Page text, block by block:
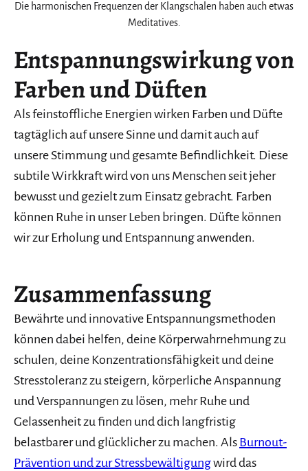
Die harmonischen Frequenzen der Klangschalen haben auch etwas
Meditatives.
Entspannungswirkung von
Farben und Düften
Als feinstoffliche Energien wirken Farben und Düfte
tagtäglich auf unsere Sinne und damit auch auf
unsere Stimmung und gesamte Befindlichkeit. Diese
subtile Wirkkraft wird von uns Menschen seit jeher
bewusst und gezielt zum Einsatz gebracht. Farben
können Ruhe in unser Leben bringen. Düfte können
wir zur Erholung und Entspannung anwenden.
Zusammenfassung
Bewährte und innovative Entspannungsmethoden
können dabei helfen, deine Körperwahrnehmung zu
schulen, deine Konzentrationsfähigkeit und deine
Stresstoleranz zu steigern, körperliche Anspannung
und Verspannungen zu lösen, mehr Ruhe und
Gelassenheit zu finden und dich langfristig
belastbarer und glücklicher zu machen. Als Burnout-
Prävention und zur Stressbewältigungwird das